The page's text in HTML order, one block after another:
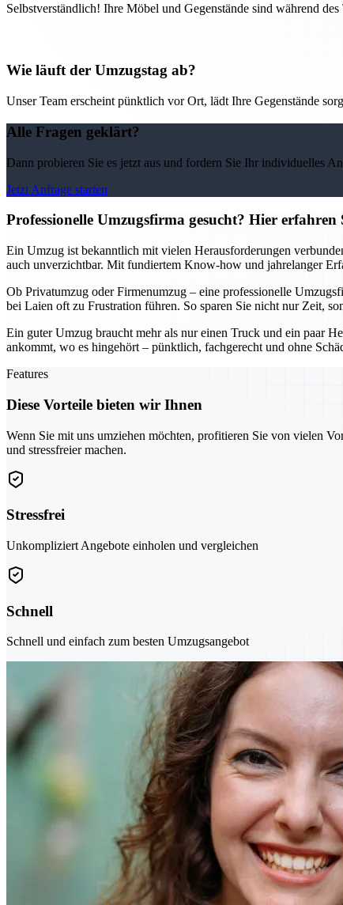
Selbstverständlich! Ihre Möbel und Gegenstände sind während
Wie läuft der Umzugstag ab?
Unser Team erscheint pünktlich vor Ort, lädt Ihre Gegenstände
Alle Fragen geklärt?
Dann probieren Sie es jetzt aus und fordern Sie Ihr individuelles
Jetzt Anfrage starten
Professionelle Umzugsfirma gesucht? Hier
Ein Umzug ist bekanntlich mit vielen Herausforderungen
auch unverzichtbar. Mit fundiertem Know-how und jahrelanger
Ob Privatumzug oder Firmenumzug – eine professionelle
bei Laien oft zu Frustration führen. So sparen Sie nicht nur Zeit,
Ein guter Umzug braucht mehr als nur einen Truck und ein paar
ankommt, wo es hingehört – pünktlich, fachgerecht und ohne
Features
Diese Vorteile bieten wir Ihnen
Wenn Sie mit uns umziehen möchten, profitieren Sie von vielen
und stressfreier machen.
Stressfrei
Unkompliziert Angebote einholen und vergleichen
Schnell
Schnell und einfach zum besten Umzugsangebot